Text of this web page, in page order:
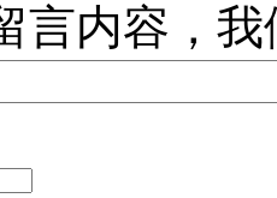
言内容，